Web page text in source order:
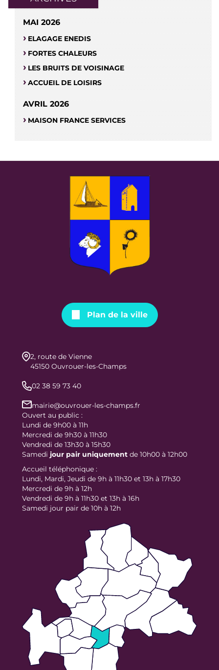
MAI 2026
ELAGAGE ENEDIS
FORTES CHALEURS
LES BRUITS DE VOISINAGE
ACCUEIL DE LOISIRS
AVRIL 2026
MAISON FRANCE SERVICES
Plan de la ville
2, route de Vienne
45150 Ouvrouer-les-Champs
02 38 59 73 40
mairie@ouvrouer-les-champs.fr
Ouvert au public :
Lundi de 9h00 à 11h
Mercredi de 9h30 à 11h30
Vendredi de 13h30 à 15h30
Samedi jour pair uniquement de 10h00 à 12h00
Accueil téléphonique :
Lundi, Mardi, Jeudi de 9h à 11h30 et 13h à 17h30
Mercredi de 9h à 12h
Vendredi de 9h à 11h30 et 13h à 16h
Samedi jour pair de 10h à 12h